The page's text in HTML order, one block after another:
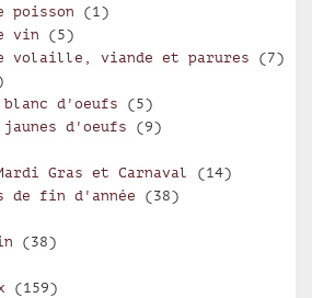
poisson (1)
vin (5)
volaille, viande et parures (7)
d'oeufs (5)
d'oeufs (9)
Gras et Carnaval (14)
de fin d'année (38)
(38)
(159)